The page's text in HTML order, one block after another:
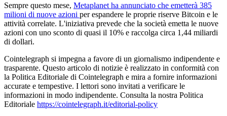
Sempre questo mese, Metaplanet ha annunciato che emetterà 385
milioni di nuove azioni per espandere le proprie riserve Bitcoin e le
attività correlate. L'iniziativa prevede che la società emetta le nuove
azioni con uno sconto di quasi il 10% e raccolga circa 1,44 miliardi
di dollari.
Cointelegraph si impegna a favore di un giornalismo indipendente e
trasparente. Questo articolo di notizie è realizzato in conformità con
la Politica Editoriale di Cointelegraph e mira a fornire informazioni
accurate e tempestive. I lettori sono invitati a verificare le
informazioni in modo indipendente. Consulta la nostra Politica
Editoriale https://cointelegraph.it/editorial-policy